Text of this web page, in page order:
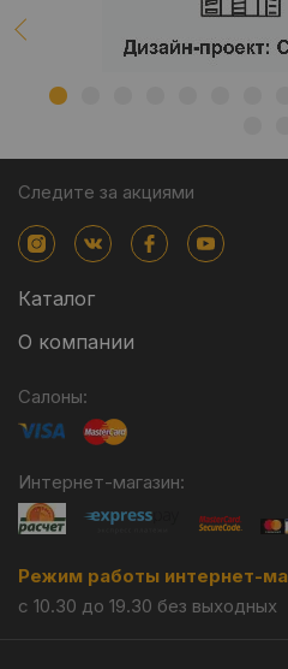
Следите за акциями
Каталог
О компании
Салоны:
Интернет-магазин:
Режим работы интернет-
с 10.30 до 19.30 без выходных